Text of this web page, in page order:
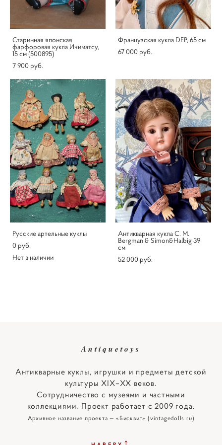
Старинная японская
фарфоровая кукла Ичиматсу,
15 см (500895)
7 900 pуб.
Французская кукла DEP, 65 см
67 000 pуб.
Русские артельные куклы
0 pуб.
Нет в наличии
Антикварная кукла C. M.
Bergman & Simon&Halbig 39
см
52 000 pуб.
Antiquetoys
Антикварные куклы, игрушки и предметы детской
культуры XIX–XX веков.
Сотрудничество с музеями и частными
коллекциями. Проект работает с 2009 года.
Архивное название проекта — «Бисквит» (vintagedolls.ru)